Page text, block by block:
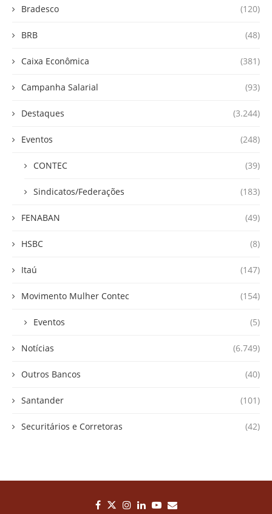
Bradesco (120)
BRB (48)
Caixa Econômica (381)
Campanha Salarial (93)
Destaques (3.244)
Eventos (248)
CONTEC (39)
Sindicatos/Federações (183)
FENABAN (49)
HSBC (8)
Itaú (147)
Movimento Mulher Contec (154)
Eventos (5)
Notícias (6.749)
Outros Bancos (40)
Santander (101)
Securitários e Corretoras (42)